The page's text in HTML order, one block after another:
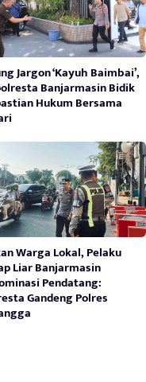
Jargon ‘Kayuh Baimbai’,
Banjarmasin Bidik
Hukum Bersama
Warga Lokal, Pelaku
Liar Banjarmasin
Pendatang:
Gandeng Polres